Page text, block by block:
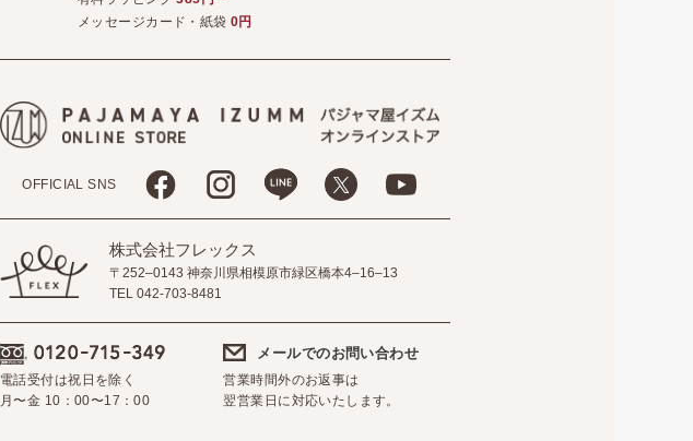
メッセージカード・紙袋0円
OFFICIAL SNS
株式会社フレックス
〒252–0143 神奈川県相模原市緑区橋本4–16–13
TEL 042-703-8481
電話受付は祝日を除く
月〜金 10：00〜17：00
メールでのお問い合わせ
営業時間外のお返事は
翌営業日に対応いたします。